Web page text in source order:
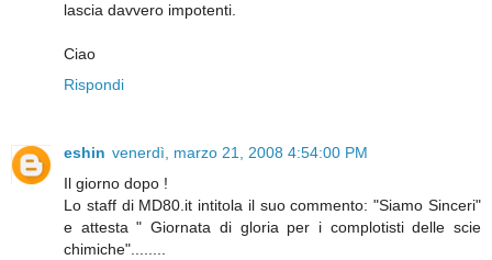
lascia davvero impotenti.
Ciao
Rispondi
eshin venerdì, marzo 21, 2008 4:54:00 PM
Il giorno dopo !
Lo staff di MD80.it intitola il suo commento: "Siamo Sinceri"
e attesta " Giornata di gloria per i complotisti delle scie
chimiche"........